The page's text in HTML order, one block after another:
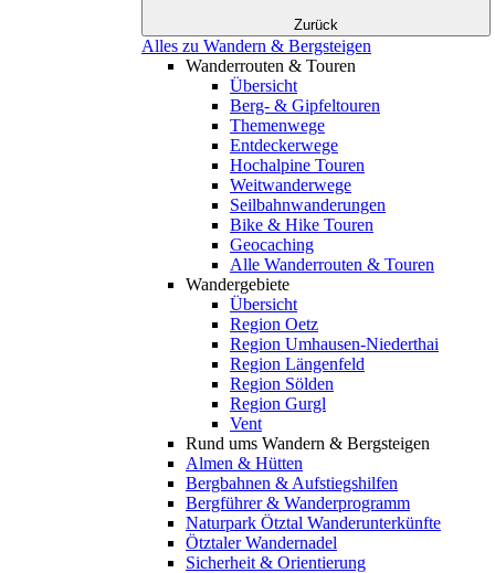
Zurück
Alles zu Wandern & Bergsteigen
Wanderrouten & Touren
Übersicht
Berg- & Gipfeltouren
Themenwege
Entdeckerwege
Hochalpine Touren
Weitwanderwege
Seilbahnwanderungen
Bike & Hike Touren
Geocaching
Alle Wanderrouten & Touren
Wandergebiete
Übersicht
Region Oetz
Region Umhausen-Niederthai
Region Längenfeld
Region Sölden
Region Gurgl
Vent
Rund ums Wandern & Bergsteigen
Almen & Hütten
Bergbahnen & Aufstiegshilfen
Bergführer & Wanderprogramm
Naturpark Ötztal Wanderunterkünfte
Ötztaler Wandernadel
Sicherheit & Orientierung